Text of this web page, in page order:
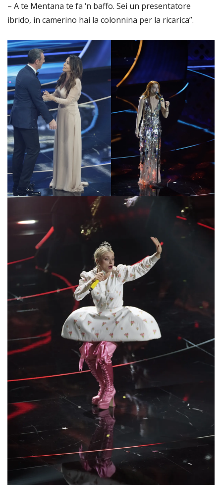
– A te Mentana te fa ‘n baffo. Sei un presentatore
ibrido, in camerino hai la colonnina per la ricarica”.